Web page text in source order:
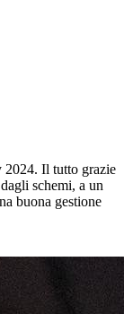
2024. Il tutto grazie
schemi, a un
buona gestione